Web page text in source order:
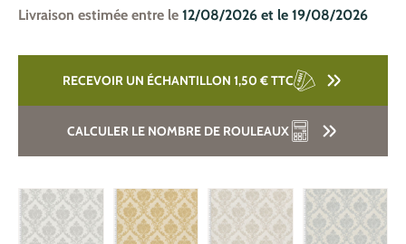
Livraison estimée entre le 12/08/2026 et le 19/08/2026
RECEVOIR UN ÉCHANTILLON 1,50 €TTC
CALCULER LE NOMBRE DE ROULEAUX